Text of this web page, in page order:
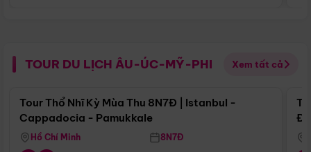
TOUR DU LỊCH ÂU-ÚC-MỸ-PHI Xem tất cả
Điểm nổi bật
Tour Thổ Nhĩ Kỳ Mùa Thu 8N7Đ | Istanbul -
Cappadocia - Pamukkale
Hồ Chí Minh 8N7Đ